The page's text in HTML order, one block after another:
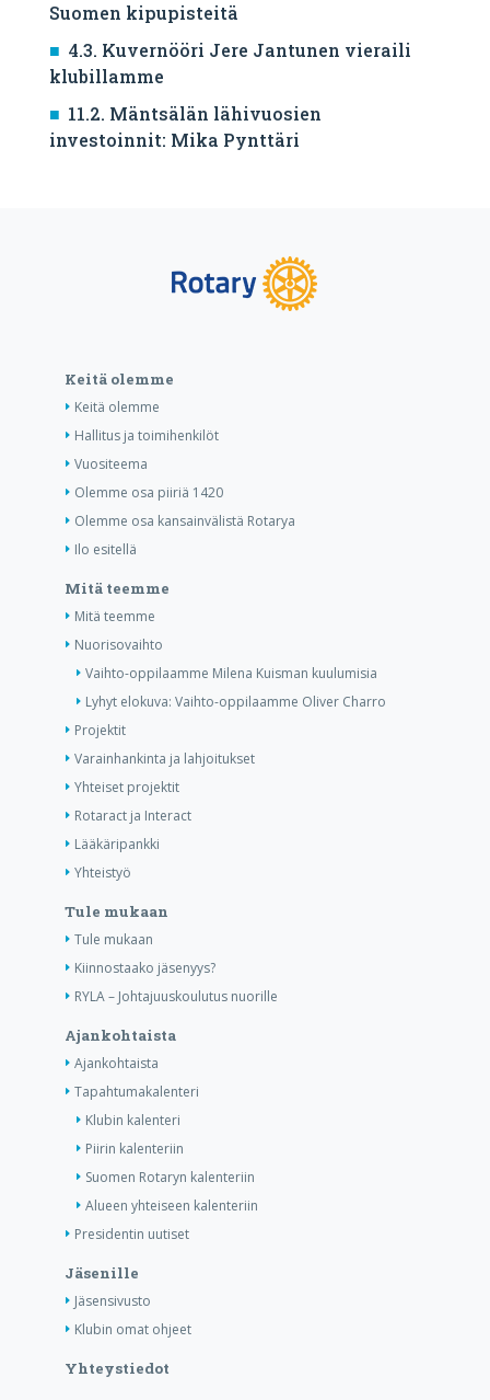
Suomen kipupisteitä
4.3. Kuvernööri Jere Jantunen vieraili
klubillamme
11.2. Mäntsälän lähivuosien
investoinnit: Mika Pynttäri
Keitä olemme
Keitä olemme
Hallitus ja toimihenkilöt
Vuositeema
Olemme osa piiriä 1420
Olemme osa kansainvälistä Rotarya
Ilo esitellä
Mitä teemme
Mitä teemme
Nuorisovaihto
Vaihto-oppilaamme Milena Kuisman kuulumisia
Lyhyt elokuva: Vaihto-oppilaamme Oliver Charro
Projektit
Varainhankinta ja lahjoitukset
Yhteiset projektit
Rotaract ja Interact
Lääkäripankki
Yhteistyö
Tule mukaan
Tule mukaan
Kiinnostaako jäsenyys?
RYLA – Johtajuuskoulutus nuorille
Ajankohtaista
Ajankohtaista
Tapahtumakalenteri
Klubin kalenteri
Piirin kalenteriin
Suomen Rotaryn kalenteriin
Alueen yhteiseen kalenteriin
Presidentin uutiset
Jäsenille
Jäsensivusto
Klubin omat ohjeet
Yhteystiedot